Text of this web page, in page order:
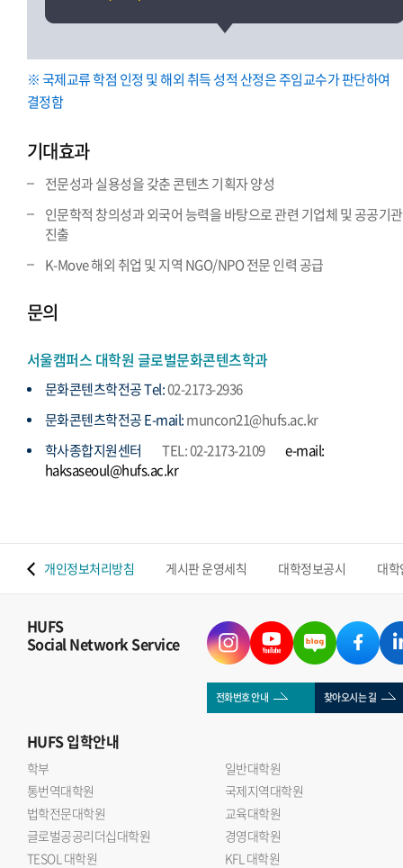
※ 국제교류 학점 인정 및 해외 취득 성적 산정은 주임교수가 판단하여
결정함
기대효과
전문성과 실용성을 갖춘 콘텐츠 기획자 양성
인문학적 창의성과 외국어 능력을 바탕으로 관련 기업체 및 공공기관
진출
K-Move 해외 취업 및 지역 NGO/NPO 전문 인력 공급
문의
서울캠퍼스 대학원 글로벌문화콘텐츠학과
문화콘텐츠학전공 Tel:02-2173-2936
문화콘텐츠학전공 E-mail:muncon21@hufs.ac.kr
학사종합지원센터
TEL: 02-2173-2109
e-mail:
haksaseoul@hufs.ac.kr
개인정보처리방침 게시판 운영세칙 대학정보공시 대
HUFS
Social Network Service
전화번호 안내 찾아오시는 길
HUFS입학안내
학부
일반대학원
통번역대학원
국제지역대학원
법학전문대학원
교육대학원
글로벌공공리더십대학원
경영대학원
TESOL 대학원
KFL 대학원